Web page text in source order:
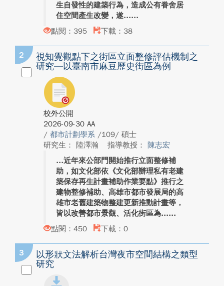
生自發性的建築行為，造成公有眷舍居
住空間產生改變，遂...
點閱：395
下載：38
2
視知覺觀點下之街區立面整修評估機制之
研究—以臺南市麻豆歷史街區為例
校外公開
2026-09-30 AA
/ 都市計劃學系 /109/ 碩士
研究生： 陸澤瀚
指導教授： 陳志宏
近年來公部門開始推行立面整修補
助，如文化部依《文化部辦理私有老建
築保存再生計畫補助作業要點》推行之
建物整修補助、高雄市都市發展局的高
雄市老舊建築物整建更新推動計畫等，
皆以改善都市景觀、活化街區為...
點閱：450
下載：0
3
以形狀文法解析台灣夜市空間結構之類型
研究